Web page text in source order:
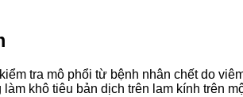
tra mô phổi từ bệnh nhân chết do
khô tiêu bản dịch trên lam kính trên